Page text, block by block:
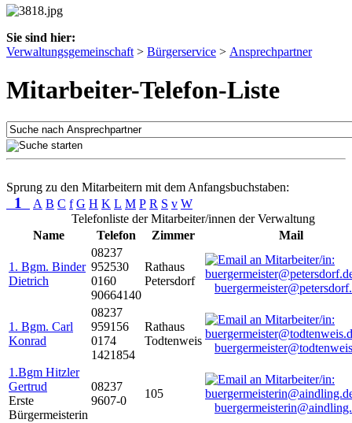
Sie sind hier:
Verwaltungsgemeinschaft > Bürgerservice > Ansprechpartner
Mitarbeiter-Telefon-Liste
Sprung zu den Mitarbeitern mit dem Anfangsbuchstaben:
1 A B C f G H K L M P R S v W
Telefonliste der Mitarbeiter/innen der Verwaltung
Name
Telefon Zimmer Mail
1. Bgm. Binder
Dietrich
08237
952530
0160
90664140
Rathaus
Petersdorf
1. Bgm. Carl
Konrad
08237
959156
0174
1421854
Rathaus
Todtenweis
1.Bgm Hitzler
Gertrud
Erste
Bürgermeisterin
08237
9607-0
105